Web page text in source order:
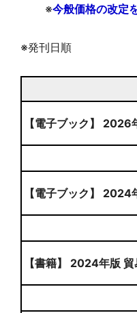
※今般価格の改定
※発刊日順
【電子ブック】
【電子ブック】
【書籍】 2024年版